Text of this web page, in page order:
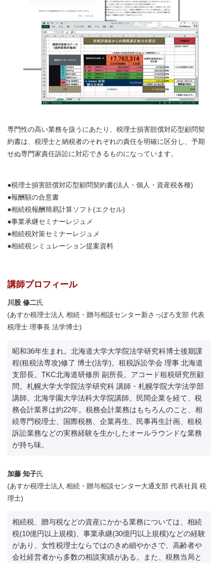
専門性の高い業務を扱うにあたり、税理士損害賠償対応型顧問契
約書は、税理士と納税者のそれぞれの責任を明確に区分し、予期
せぬ専門家責任訴訟に対応できるものになっています。
●税理士損害賠償対応型顧問契約書(法人・個人・資産税各種)
●報酬額の合意書
●相続税報酬簡易計算ソフト(エクセル)
●事業承継セミナーレジュメ
●相続税対策セミナーレジュメ
●相続税シミュレーション提案資料
講師プロフィール
川股 修二氏
(あすか税理士法人 相続・贈与相談センター新さっぽろ支部 代表
税理士 理事長 法学博士)
昭和36年生まれ。北海道大学大学院法学研究科博士後期課
程(租税法専攻)修了 博士(法学)。租税訴訟学会 理事 北海道
支部長。TKC北海道研修所 副所長。アコード租税研究所顧
問。札幌大学大学院法学研究科 講師・札幌学院大学法学部
講師。北海学園大学法科大学院講師。民間企業を経て、税
務会計業界は約22年。税務会計業務はもちろんのこと、相
続専門税理士、国際税務、企業再生、民事再生計画、租税
訴訟業務などの実務経験を生かしたオールラウンドな業務
が持ち味。
加藤 知子氏
(あすか税理士法人 相続・贈与相談センター大通支部 代表社員 税
理士)
相続税、贈与税などの資産にかかる業務については、相続
税(10億円以上規模)、事業承継(30億円以上規模)などの経験
があり、女性税理士ならではのきめ細やかさで、高齢者や
会社経営者から多数の相談実績がある。また、税務当局と